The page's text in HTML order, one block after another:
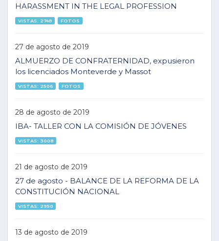
HARASSMENT IN THE LEGAL PROFESSION
VISTAS: 2748 FOTOS
27 de agosto de 2019
ALMUERZO DE CONFRATERNIDAD, expusieron
los licenciados Monteverde y Massot
VISTAS: 2506 FOTOS
28 de agosto de 2019
IBA- TALLER CON LA COMISIÓN DE JÓVENES
VISTAS: 3008
21 de agosto de 2019
27 de agosto - BALANCE DE LA REFORMA DE LA
CONSTITUCIÓN NACIONAL
VISTAS: 2950
13 de agosto de 2019